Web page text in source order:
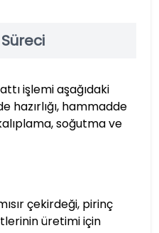
işlemi aşağıdaki
hazırlığı, hammadde
soğutma ve
çekirdeği, pirinç
üretimi için